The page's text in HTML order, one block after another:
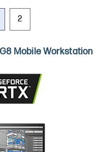
2
Mobile Workstation